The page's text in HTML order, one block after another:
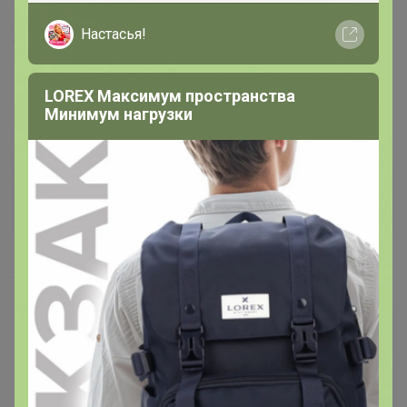
26 октября, 2021 14:41
Бонифаций
, подскажите пжл, а кофеварки это же для
молотого кофе
Бонифаций
Серебряный организатор
26 октября, 2021 15:34
Бонифаций, подскажите пжл, а кофеварки это же
для молотого кофе
— Тётка
Настасья!
LOREX Максимум пространства
Минимум нагрузки